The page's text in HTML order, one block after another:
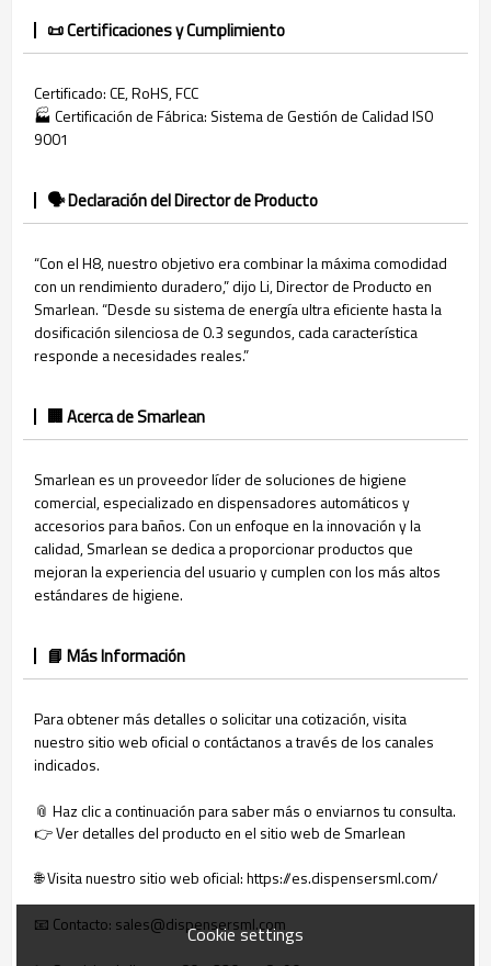
📜 Certificaciones y Cumplimiento
Certificado: CE, RoHS, FCC
🏭 Certificación de Fábrica: Sistema de Gestión de Calidad ISO
9001
🗣️ Declaración del Director de Producto
“Con el H8, nuestro objetivo era combinar la máxima comodidad
con un rendimiento duradero,” dijo Li, Director de Producto en
Smarlean. “Desde su sistema de energía ultra eficiente hasta la
dosificación silenciosa de 0.3 segundos, cada característica
responde a necesidades reales.”
🏢 Acerca de Smarlean
Smarlean es un proveedor líder de soluciones de higiene
comercial, especializado en dispensadores automáticos y
accesorios para baños. Con un enfoque en la innovación y la
calidad, Smarlean se dedica a proporcionar productos que
mejoran la experiencia del usuario y cumplen con los más altos
estándares de higiene.
📘 Más Información
Para obtener más detalles o solicitar una cotización, visita
nuestro sitio web oficial o contáctanos a través de los canales
indicados.
📎 Haz clic a continuación para saber más o enviarnos tu consulta.
👉 Ver detalles del producto en el sitio web de Smarlean
🌐 Visita nuestro sitio web oficial: https://es.dispensersml.com/
📧 Contacto: sales@dispensersml.com
Cookie settings